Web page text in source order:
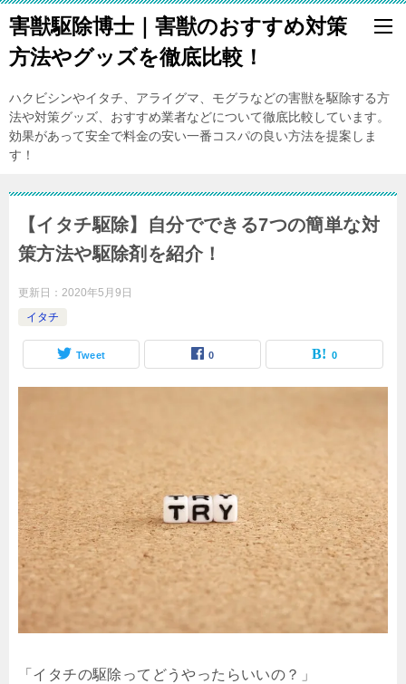
害獣駆除博士｜害獣のおすすめ対策
方法やグッズを徹底比較！
ハクビシンやイタチ、アライグマ、モグラなどの害獣を駆除する方
法や対策グッズ、おすすめ業者などについて徹底比較しています。
効果があって安全で料金の安い一番コスパの良い方法を提案しま
す！
【イタチ駆除】自分でできる7つの簡単な対
策方法や駆除剤を紹介！
更新日： 2020年5月9日
イタチ
Tweet 0 0
「イタチの駆除ってどうやったらいいの？」